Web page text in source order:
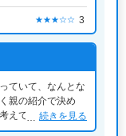
★★★☆☆ 3
ていて、なんとな
親の紹介で決め
えて終身保険にし
っている。
続きを見る